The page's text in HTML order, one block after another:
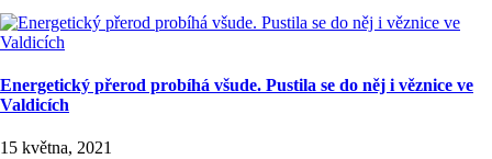
Energetický přerod probíhá všude. Pustila se do něj i věznice ve
Valdicích
15 května, 2021